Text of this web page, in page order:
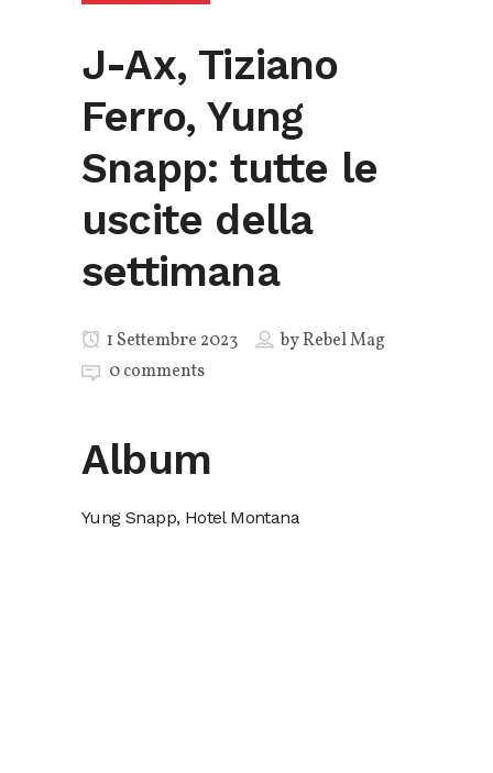
J-Ax, Tiziano
Ferro, Yung
Snapp: tutte le
uscite della
settimana
1 Settembre 2023 byRebel Mag
0 comments
Album
Yung Snapp, Hotel Montana